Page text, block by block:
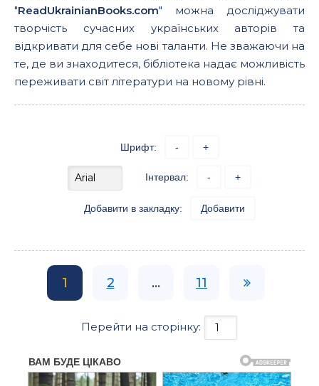
"ReadUkrainianBooks.com" можна досліджувати
творчість сучасних українських авторів та
відкривати для себе нові таланти. Не зважаючи на
те, де ви знаходитеся, бібліотека надає можливість
переживати світ літератури на новому рівні.
Шрифт: - +
Інтервал: - +
Добавити в закладку: Добавити
1 2 ... 11
Перейти на сторінку: